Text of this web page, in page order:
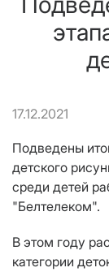
17.12.2021
Подведены
детского
среди детей
"Белтелеком".
В этом году
категории